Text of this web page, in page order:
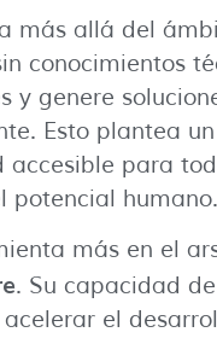
más allá del
conocimientos
y genere
Esto plantea
para
potencial humano.
más en el
. Su capacidad
el